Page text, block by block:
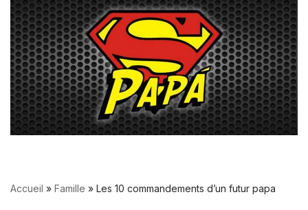
Accueil » Famille » Les 10 commandements d’un futur papa